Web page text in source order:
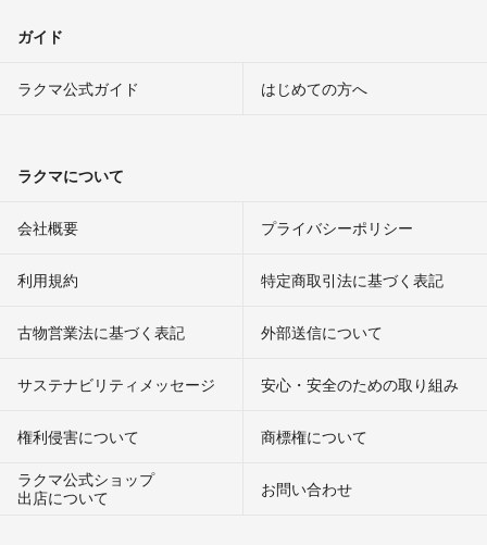
ガイド
ラクマ公式ガイド はじめての方へ
ラクマについて
会社概要 プライバシーポリシー
利用規約 特定商取引法に基づく表記
古物営業法に基づく表記 外部送信について
サステナビリティメッセージ 安心・安全のための取り組み
権利侵害について
商標権について
ラクマ公式ショップ
出店について
お問い合わせ